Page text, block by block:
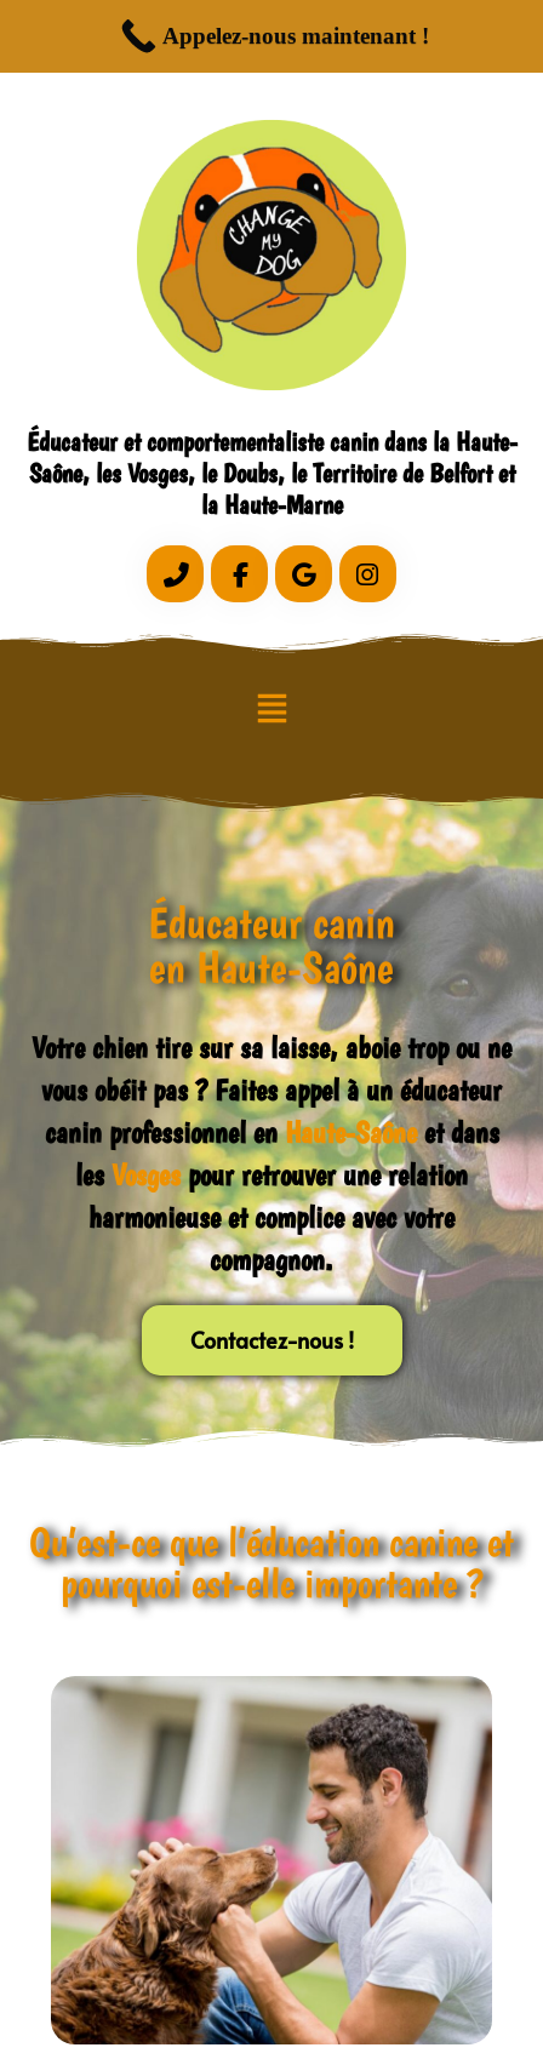
Éducateur et comportementaliste canin dans la Haute-
Saône, les Vosges, le Doubs, le Territoire de Belfort et
la Haute-Marne
Éducateur canin
en Haute-Saône
Votre chien tire sur sa laisse, aboie trop ou ne
vous obéit pas ? Faites appel à unéducateur
canin professionnel enHaute-Saôneet dans
lesVosgespour retrouver une relation
harmonieuse et complice avec votre
compagnon.
Contactez-nous !
Qu’est-ce que l’éducation canine et
pourquoi est-elle importante ?
Appelez-nous maintenant !